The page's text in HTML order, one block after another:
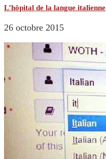
L’hôpital de la langue italienne
26 octobre 2015